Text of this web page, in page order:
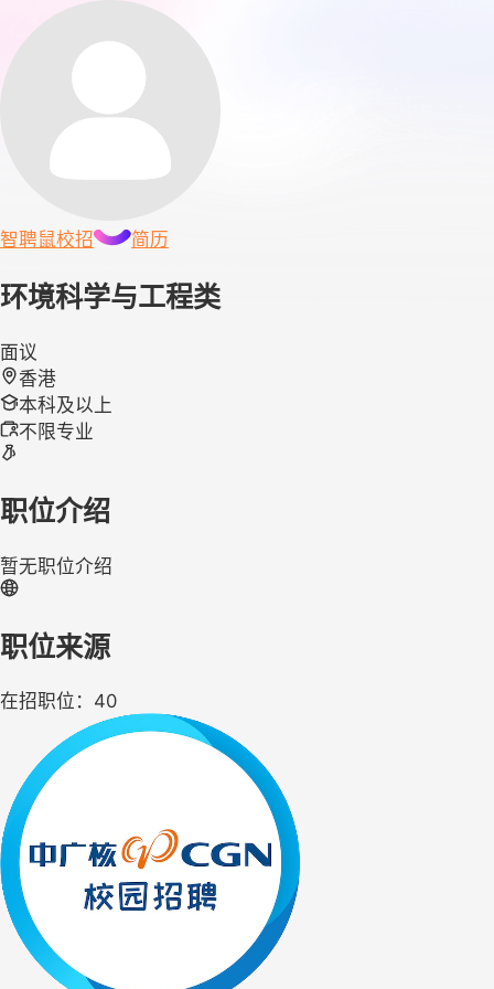
智聘鼠校招 简历
环境科学与工程类
面议
香港
本科及以上
不限专业
职位介绍
暂无职位介绍
职位来源
在招职位：40